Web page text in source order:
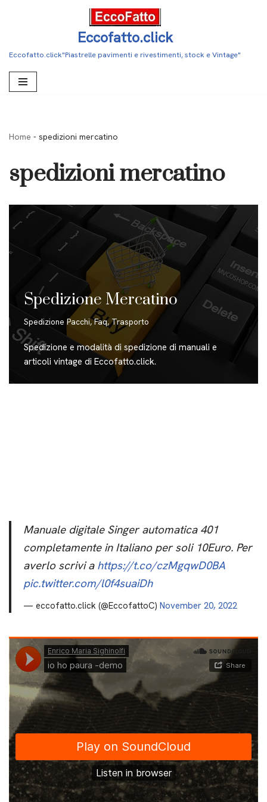
contenuto
Eccofatto.click
Eccofatto.click"Piastrelle pavimenti e rivestimenti, stock e Vintage"
Home - spedizioni mercatino
spedizioni mercatino
Spedizione Mercatino
Spedizione Pacchi,Faq,Trasporto
Spedizione e modalità di spedizione di manuali e
articoli vintage di Eccofatto.click.
Manuale digitale Singer automatica 401
completamente in Italiano per soli 10Euro. Per
averlo scrivi a https://t.co/czMgqwD0BA
pic.twitter.com/l0f4suaiDh
— eccofatto.click (@EccofattoC) November 20, 2022